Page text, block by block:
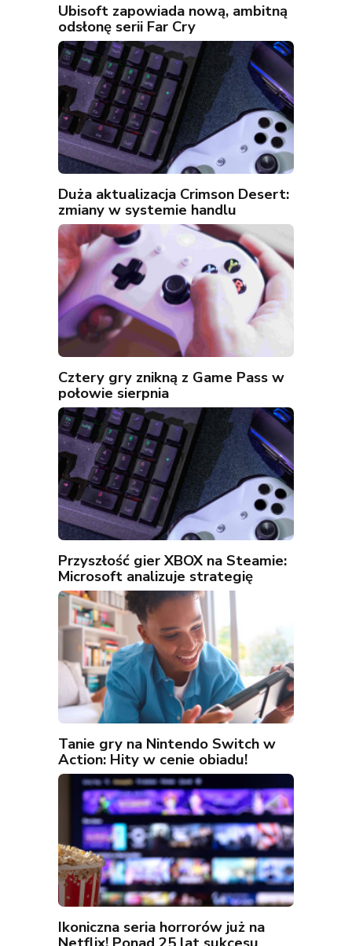
Ubisoft zapowiada nową, ambitną
odsłonę serii Far Cry
Duża aktualizacja Crimson Desert:
zmiany w systemie handlu
Cztery gry znikną z Game Pass w
połowie sierpnia
Przyszłość gier XBOX na Steamie:
Microsoft analizuje strategię
Tanie gry na Nintendo Switch w
Action: Hity w cenie obiadu!
Ikoniczna seria horrorów już na